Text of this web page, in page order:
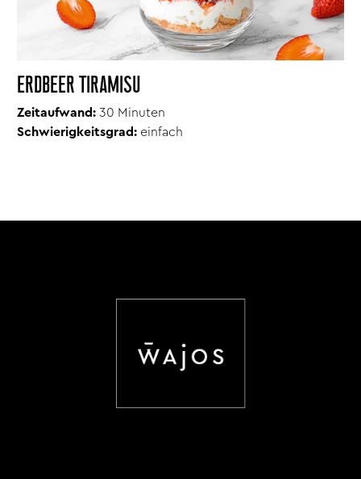
ERDBEER TIRAMISU
Zeitaufwand: 30 Minuten
Schwierigkeitsgrad: einfach